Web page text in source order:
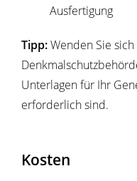
Ausfertigung
Tipp:Wenden Sie
Unterlagen für Ihr
erforderlich sind.
Kosten